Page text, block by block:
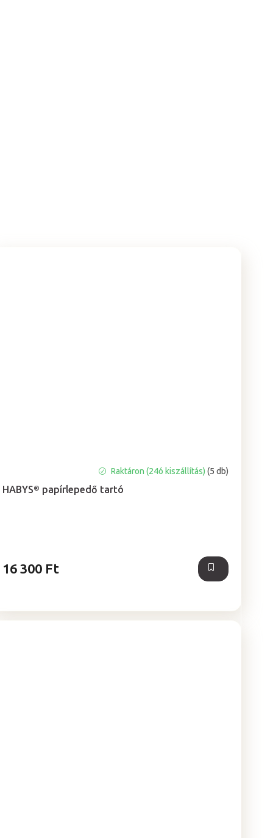
HABYS® papírlepedő tartó
átlagos
Raktáron (24ó kiszállítás) (5 db)
16 300 Ft